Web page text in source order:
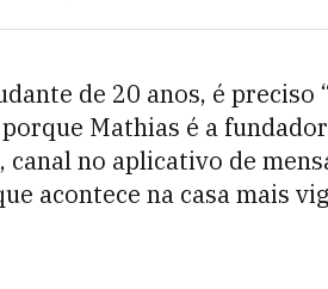
de 20 anos, é
Mathias é a
, canal no aplicativo de
acontece na casa mais